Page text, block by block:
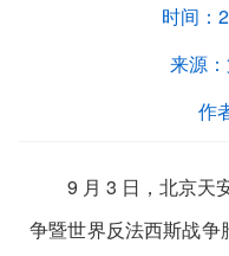
时间：
来源：
作
9 月 3 日，北京天
争暨世界反法西斯战争